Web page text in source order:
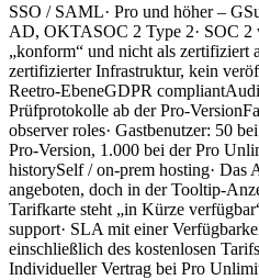
SSO / SAML· Pro und höher –
AD, OKTASOC 2 Type 2· SOC
„konform“ und nicht als zertifiziert
zertifizierter Infrastruktur, kein
Reetro-EbeneGDPR compliant
Prüfprotokolle ab der Pro-Version
observer roles· Gastbenutzer: 50
Pro-Version, 1.000 bei der Pro
historySelf / on-prem hosting· Das
angeboten, doch in der Tooltip-
Tarifkarte steht „in Kürze
support· SLA mit einer
einschließlich des kostenlosen Tarifs
Individueller Vertrag bei Pro